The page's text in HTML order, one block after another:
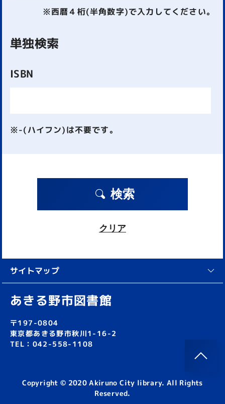
※西暦４桁(半角数字)で入力してください。
単独検索
ISBN
※-(ハイフン)は不要です。
検索
クリア
サイトマップ
あきる野市図書館
〒197-0804
東京都あきる野市秋川1-16-2
TEL：042-558-1108
Copyright © 2020 Akiruno City library. All Rights
Reserved.